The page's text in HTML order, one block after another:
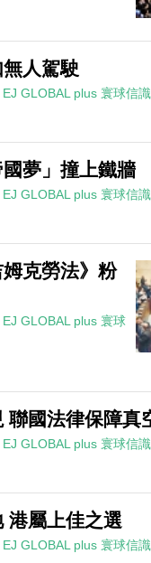
人駕駛
EJ GLOBAL plus 寰球信識
夢」撞上鐵牆
EJ GLOBAL plus 寰球信識
克勞法》粉
EJ GLOBAL plus 寰球
聯國法律保障真
EJ GLOBAL plus 寰球信識
港屬上佳之選
EJ GLOBAL plus 寰球信識